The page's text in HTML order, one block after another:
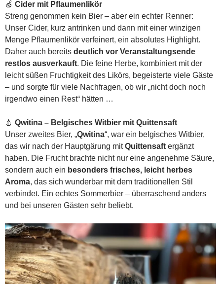
🍏 Cider mit Pflaumenlikör
Streng genommen kein Bier – aber ein echter Renner:
Unser Cider, kurz antrinken und dann mit einer winzigen
Menge Pflaumenlikör verfeinert, ein absolutes Highlight.
Daher auch bereits deutlich vor Veranstaltungsende
restlos ausverkauft. Die feine Herbe, kombiniert mit der
leicht süßen Fruchtigkeit des Likörs, begeisterte viele Gäste
– und sorgte für viele Nachfragen, ob wir „nicht doch noch
irgendwo einen Rest“ hätten …
🍐 Qwitina – Belgisches Witbier mit Quittensaft
Unser zweites Bier, „Qwitina“, war ein belgisches Witbier,
das wir nach der Hauptgärung mitQuittensaft ergänzt
haben. Die Frucht brachte nicht nur eine angenehme Säure,
sondern auch ein besonders frisches, leicht herbes
Aroma, das sich wunderbar mit dem traditionellen Stil
verbindet. Ein echtes Sommerbier – überraschend anders
und bei unseren Gästen sehr beliebt.